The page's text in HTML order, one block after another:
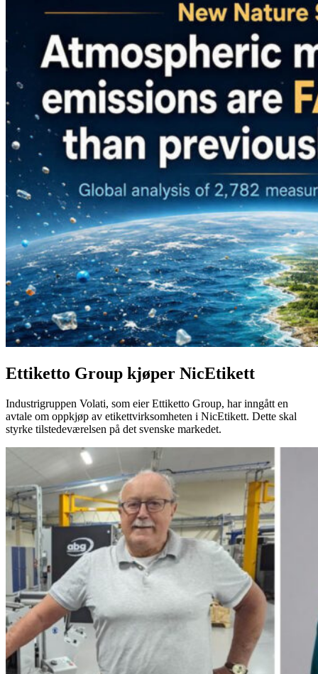
Ettiketto Group kjøper NicEtikett
Industrigruppen Volati, som eier Ettiketto Group, har inngått en
avtale om oppkjøp av etikettvirksomheten i NicEtikett. Dette skal
styrke tilstedeværelsen på det svenske markedet.